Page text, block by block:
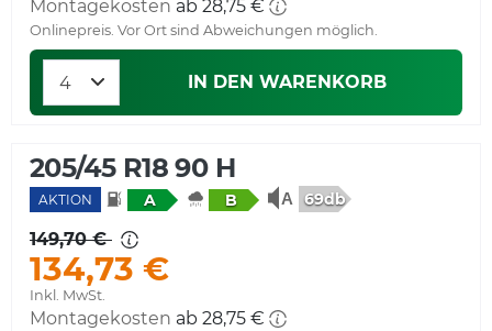
Montagekosten ab 28,75 €
Onlinepreis. Vor Ort sind Abweichungen möglich.
IN DEN WARENKORB
205/45 R18 90 H
AKTION A B 69db
149,70 €
134,73 €
Inkl. MwSt.
Montagekosten ab 28,75 €